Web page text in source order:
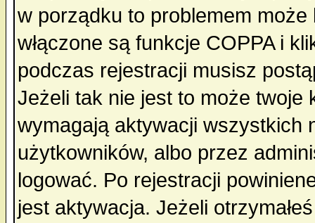
w porządku to problemem
włączone są funkcje COPPA i
podczas rejestracji musisz
Jeżeli tak nie jest to może twoje
wymagają aktywacji wszystkich
użytkowników, albo przez
logować. Po rejestracji
jest aktywacja. Jeżeli